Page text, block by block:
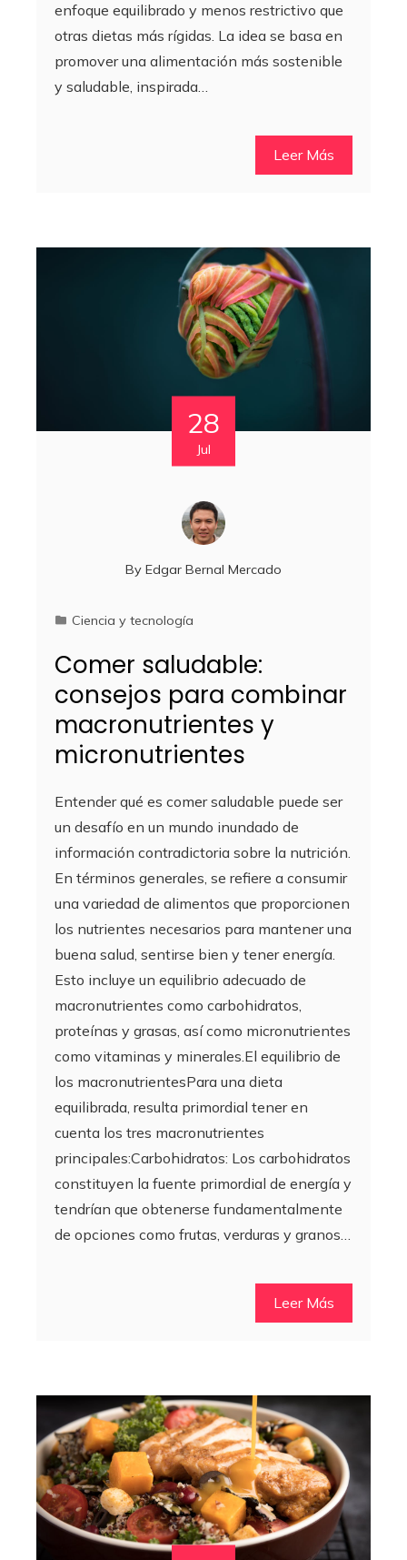
enfoque equilibrado y menos restrictivo que
otras dietas más rígidas. La idea se basa en
promover una alimentación más sostenible
y saludable, inspirada…
Leer Más
28
Jul
By Edgar Bernal Mercado
Ciencia y tecnología
Comer saludable:
consejos para combinar
macronutrientes y
micronutrientes
Entender qué es comer saludable puede ser
un desafío en un mundo inundado de
información contradictoria sobre la nutrición.
En términos generales, se refiere a consumir
una variedad de alimentos que proporcionen
los nutrientes necesarios para mantener una
buena salud, sentirse bien y tener energía.
Esto incluye un equilibrio adecuado de
macronutrientes como carbohidratos,
proteínas y grasas, así como micronutrientes
como vitaminas y minerales.El equilibrio de
los macronutrientesPara una dieta
equilibrada, resulta primordial tener en
cuenta los tres macronutrientes
principales:Carbohidratos: Los carbohidratos
constituyen la fuente primordial de energía y
tendrían que obtenerse fundamentalmente
de opciones como frutas, verduras y granos…
Leer Más